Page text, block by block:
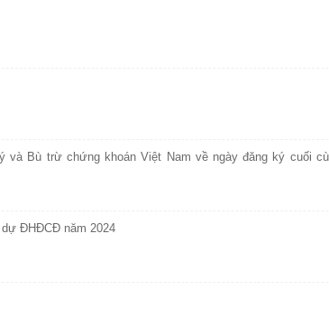
và Bù trừ chứng khoán Việt Nam về ngày đăng ký cuối
ĐHĐCĐ năm 2024